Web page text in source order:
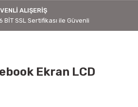
ALIŞERİŞ
BİT SSL Sertifikası ile Güvenli
Ekran LCD